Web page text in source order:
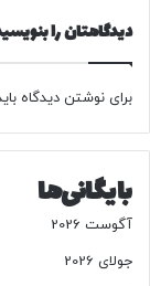
ا
ی
ه
ر
ه
م
ت
دیدگاهتان را
برای نوشتن دیدگاه
بایگانی‌ها
آگوست 2026
جولای 2026